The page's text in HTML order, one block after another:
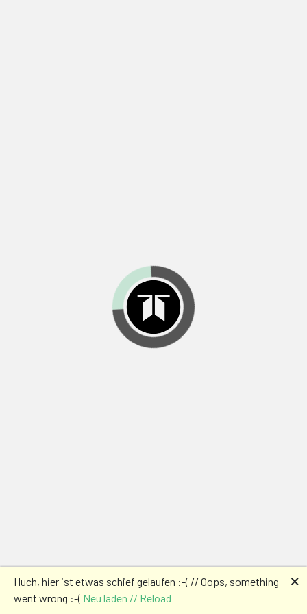
Huch, hier ist etwas schief gelaufen :-( // Oops, something
went wrong :-( Neu laden // Reload
🗙